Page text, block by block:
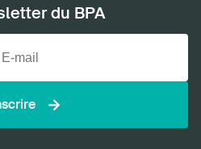
du BPA